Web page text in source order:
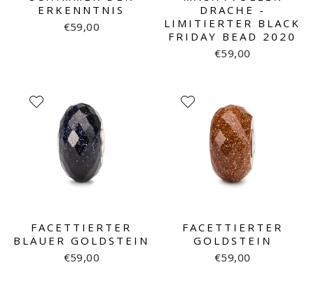
ERKENNTNIS
€59,00
DRACHE -
LIMITIERTER BLACK
FRIDAY BEAD 2020
€59,00
FACETTIERTER
BLAUER GOLDSTEIN
€59,00
FACETTIERTER
GOLDSTEIN
€59,00